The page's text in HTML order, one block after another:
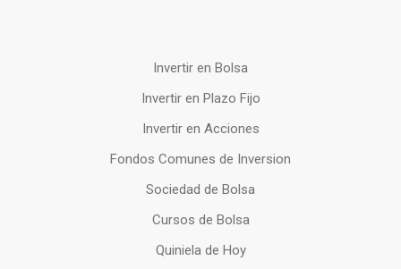
Invertir en Bolsa
Invertir en Plazo Fijo
Invertir en Acciones
Fondos Comunes de Inversion
Sociedad de Bolsa
Cursos de Bolsa
Quiniela de Hoy